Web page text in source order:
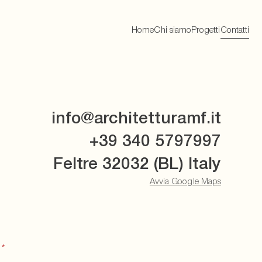
HomeChi siamo Progetti Contatti
info@architetturamf.it
+39 340 5797997
Feltre 32032 (BL) Italy
Avvia Google Maps
*